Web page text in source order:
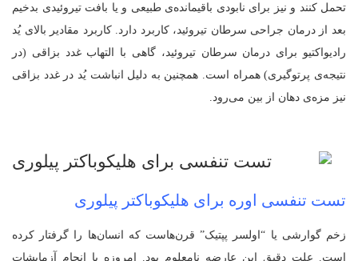
تحمل کنند و نیز برای نابودی باقیمانده‌ی طبیعی و یا بافت تیروئیدی بدخیم
بعد از درمان جراحی سرطان تیروئید، کاربرد دارد. کاربرد مقادیر بالای یُد
رادیواکتیو برای درمان سرطان تیروئید، گاهی با التهاب غدد بزاقی (در
نتیجه‌ی پرتوگیری) همراه است. همچنین به دلیل انباشت یُد در غدد بزاقی
نیز مزه‌ی دهان از بین می‌رود.
تست تنفسی اوره برای هلیکوباکتر پیلوری
زخم‌ گوارشی یا “اولسر پپتیک” قرن‌هاست که انسان‌ها را گرفتار کرده
است. علت دقیق این عارضه نامعلوم بود. امروزه با انجام آزمایشات